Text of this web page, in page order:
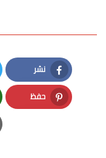
نشر
Facebook
حفظ
Pinterest